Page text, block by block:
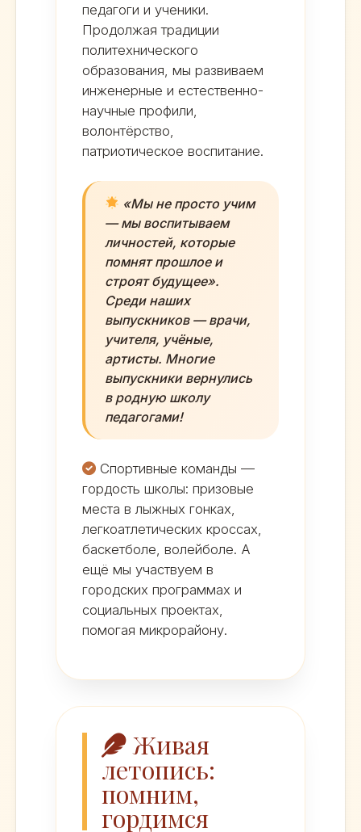
педагоги и ученики.
Продолжая традиции
политехнического
образования, мы развиваем
инженерные и естественно-
научные профили,
волонтёрство,
патриотическое воспитание.
«Мы не просто учим
— мы воспитываем
личностей, которые
помнят прошлое и
строят будущее».
Среди наших
выпускников — врачи,
учителя, учёные,
артисты. Многие
выпускники вернулись
в родную школу
педагогами!
Спортивные команды —
гордость школы: призовые
места в лыжных гонках,
легкоатлетических кроссах,
баскетболе, волейболе. А
ещё мы участвуем в
городских программах и
социальных проектах,
помогая микрорайону.
Живая
летопись:
помним,
гордимся